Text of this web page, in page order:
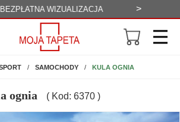
BEZPŁATNA WIZUALIZACJA >
SAMOCHODY KULA OGNIA
ognia ( Kod: 6370 )